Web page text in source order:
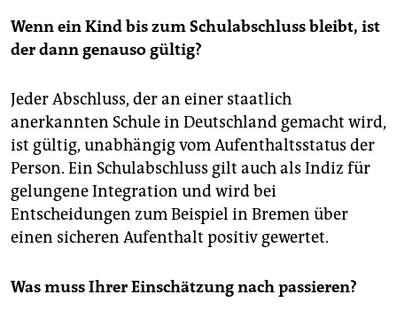
Wenn ein Kind bis zum Schulabschluss bleibt, ist
der dann genauso gültig?
Jeder Abschluss, der an einer staatlich
anerkannten Schule in Deutschland gemacht wird,
ist gültig, unabhängig vom Aufenthaltsstatus der
Person. Ein Schulabschluss gilt auch als Indiz für
gelungene Integration und wird bei
Entscheidungen zum Beispiel in Bremen über
einen sicheren Aufenthalt positiv gewertet.
Was muss Ihrer Einschätzung nach passieren?